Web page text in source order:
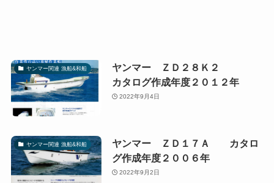
ヤンマー関連 漁船&和船
ヤンマー ＺＤ２８Ｋ２
カタログ作成年度２０１２年
2022年9月4日
ヤンマー関連 漁船&和船
ヤンマー ＺＤ１７Ａ カタロ
グ作成年度２００６年
2022年9月2日